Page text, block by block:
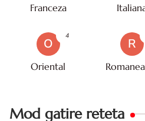
Franceza
O
Oriental
4
R
Mod gatire reteta